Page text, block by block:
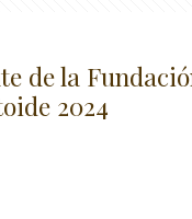
de la
2024